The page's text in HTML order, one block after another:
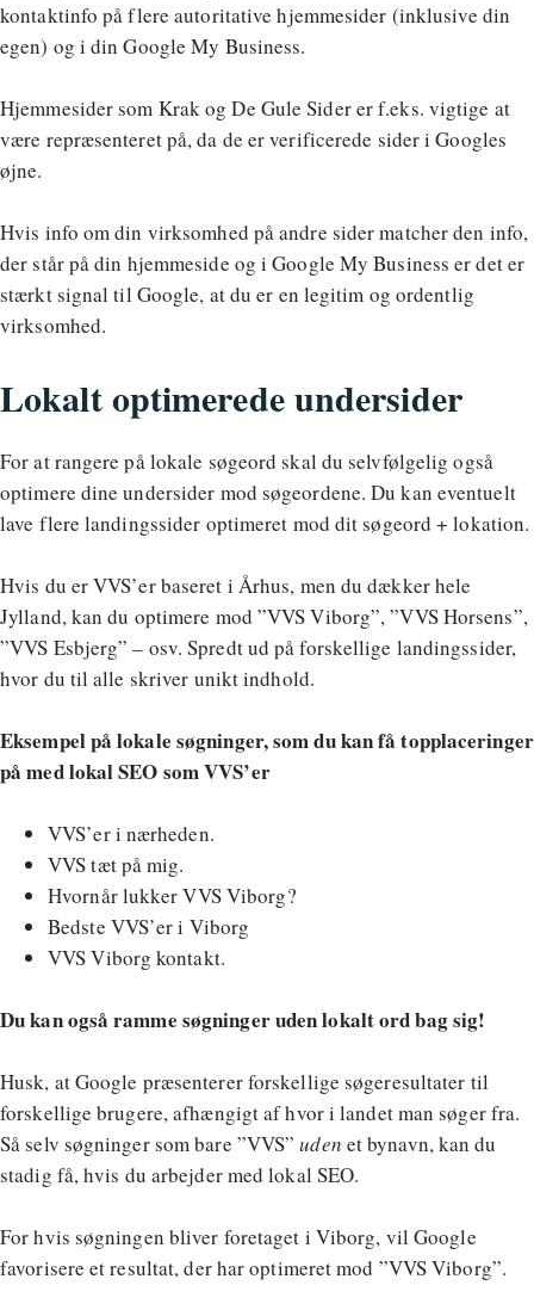
kontaktinfo på flere autoritative hjemmesider (inklusive din
egen) og i din Google My Business.
Hjemmesider som Krak og De Gule Sider er f.eks. vigtige at
være repræsenteret på, da de er verificerede sider i Googles
øjne.
Hvis info om din virksomhed på andre sider matcher den info,
der står på din hjemmeside og i Google My Business er det er
stærkt signal til Google, at du er en legitim og ordentlig
virksomhed.
Lokalt optimerede undersider
For at rangere på lokale søgeord skal du selvfølgelig også
optimere dine undersider mod søgeordene. Du kan eventuelt
lave flere landingssider optimeret mod dit søgeord + lokation.
Hvis du er VVS’er baseret i Århus, men du dækker hele
Jylland, kan du optimere mod ”VVS Viborg”, ”VVS Horsens”,
”VVS Esbjerg” – osv. Spredt ud på forskellige landingssider,
hvor du til alle skriver unikt indhold.
Eksempel på lokale søgninger, som du kan få topplaceringer
på med lokal SEO som VVS’er
VVS’er i nærheden.
VVS tæt på mig.
Hvornår lukker VVS Viborg?
Bedste VVS’er i Viborg
VVS Viborg kontakt.
Du kan også ramme søgninger uden lokalt ord bag sig!
Husk, at Google præsenterer forskellige søgeresultater til
forskellige brugere, afhængigt af hvor i landet man søger fra.
Så selv søgninger som bare ”VVS”uden et bynavn, kan du
stadig få, hvis du arbejder med lokal SEO.
For hvis søgningen bliver foretaget i Viborg, vil Google
favorisere et resultat, der har optimeret mod ”VVS Viborg”.